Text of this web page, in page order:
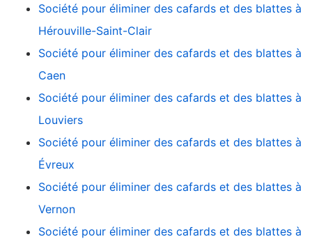
Société pour éliminer des cafards et des blattes à
Hérouville-Saint-Clair
Société pour éliminer des cafards et des blattes à
Caen
Société pour éliminer des cafards et des blattes à
Louviers
Société pour éliminer des cafards et des blattes à
Évreux
Société pour éliminer des cafards et des blattes à
Vernon
Société pour éliminer des cafards et des blattes à